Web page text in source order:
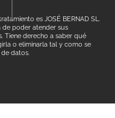
es JOSÉ BERNAD SL.
de poder atender sus
Tiene derecho a saber qué
o eliminarla tal y como se
de datos